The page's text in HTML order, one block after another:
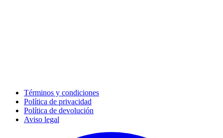
Términos y condiciones
Política de privacidad
Política de devolución
Aviso legal